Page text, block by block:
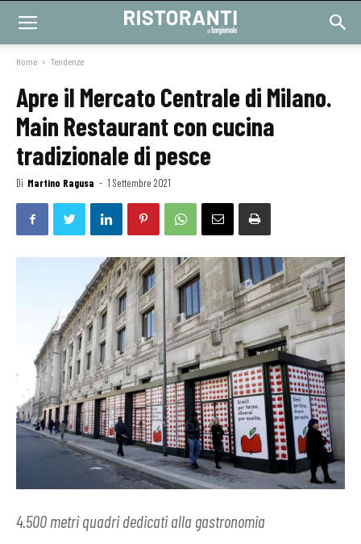
Home Tendenze
Apre il Mercato Centrale di Milano.
Main Restaurant con cucina
tradizionale di pesce
Di Martino Ragusa - 1 Settembre 2021
4.500 metri quadri dedicati alla gastronomia